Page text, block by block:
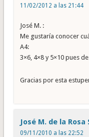
11/02/2012 a las 21:44
José M. :
Me gustaría conocer
A4:
3×6, 4×8 y 5×10 pues
Gracias por esta
José M. de la Rosa
09/11/2010 a las 22:52